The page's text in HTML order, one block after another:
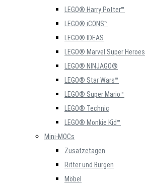
LEGO® Harry Potter™
LEGO® iCONS™
LEGO® IDEAS
LEGO® Marvel Super Heroes
LEGO® NINJAGO®
LEGO® Star Wars™
LEGO® Super Mario™
LEGO® Technic
LEGO® Monkie Kid™
Mini-MOCs
Zusatzetagen
Ritter und Burgen
Möbel